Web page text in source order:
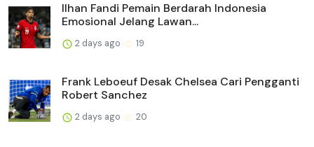
Ilhan Fandi Pemain Berdarah Indonesia
Emosional Jelang Lawan...
2 days ago 19
Frank Leboeuf Desak Chelsea Cari Pengganti
Robert Sanchez
2 days ago 20